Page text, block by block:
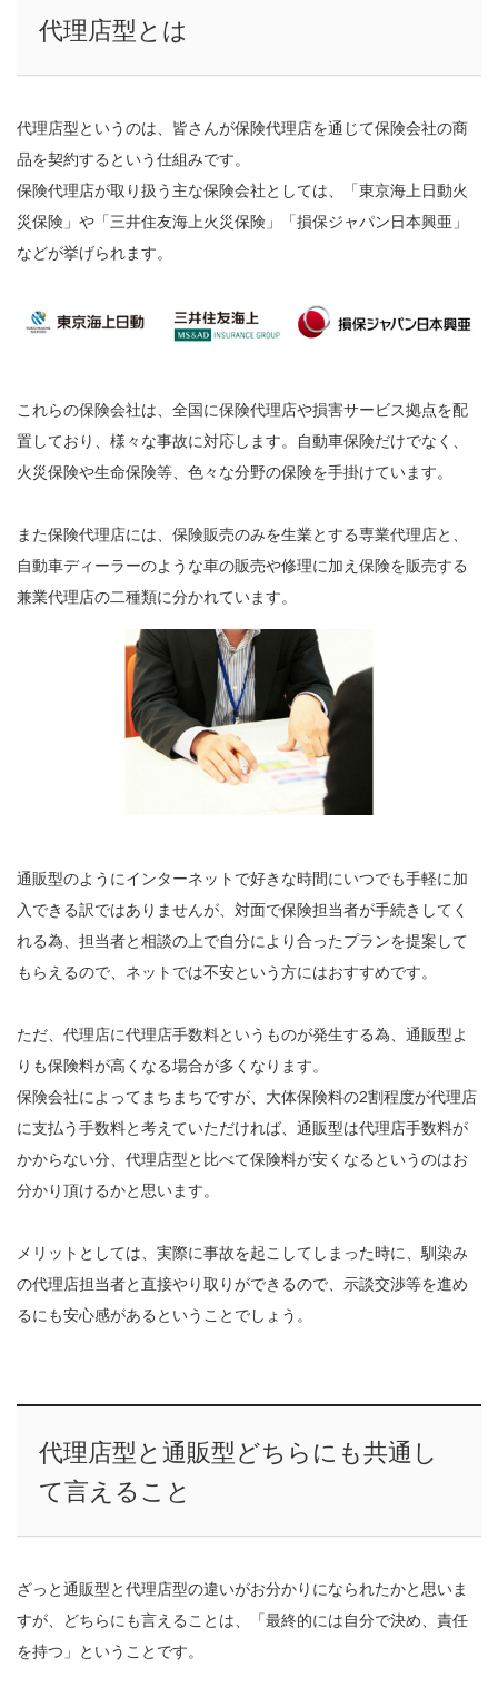
代理店型とは
代理店型というのは、皆さんが保険代理店を通じて保険会社の商
品を契約するという仕組みです。
保険代理店が取り扱う主な保険会社としては、「東京海上日動火
災保険」や「三井住友海上火災保険」「損保ジャパン日本興亜」
などが挙げられます。
これらの保険会社は、全国に保険代理店や損害サービス拠点を配
置しており、様々な事故に対応します。自動車保険だけでなく、
火災保険や生命保険等、色々な分野の保険を手掛けています。
また保険代理店には、保険販売のみを生業とする専業代理店と、
自動車ディーラーのような車の販売や修理に加え保険を販売する
兼業代理店の二種類に分かれています。
通販型のようにインターネットで好きな時間にいつでも手軽に加
入できる訳ではありませんが、対面で保険担当者が手続きしてく
れる為、担当者と相談の上で自分により合ったプランを提案して
もらえるので、ネットでは不安という方にはおすすめです。
ただ、代理店に代理店手数料というものが発生する為、通販型よ
りも保険料が高くなる場合が多くなります。
保険会社によってまちまちですが、大体保険料の2割程度が代理店
に支払う手数料と考えていただければ、通販型は代理店手数料が
かからない分、代理店型と比べて保険料が安くなるというのはお
分かり頂けるかと思います。
メリットとしては、実際に事故を起こしてしまった時に、馴染み
の代理店担当者と直接やり取りができるので、示談交渉等を進め
るにも安心感があるということでしょう。
代理店型と通販型どちらにも共通し
て言えること
ざっと通販型と代理店型の違いがお分かりになられたかと思いま
すが、どちらにも言えることは、「最終的には自分で決め、責任
を持つ」ということです。